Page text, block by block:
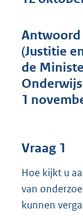
Antwoord
(Justitie
de
1
Vraag 1
Hoe kijkt u
van
kunnen